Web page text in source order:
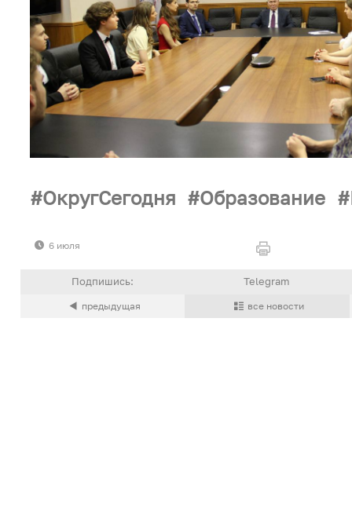
ОкругСегодня Образование
6 июля